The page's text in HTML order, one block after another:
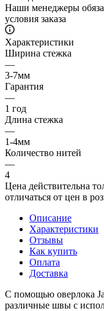
Наши менеджеры
условия заказа
Характеристики
Ширина стежка
—
3-7мм
Гарантия
—
1 год
Длина стежка
—
1-4мм
Количество нитей
—
4
Цена действительна
отличаться от цен в
Описание
Характеристики
Отзывы
Как купить
Оплата
Доставка
С помощью оверлока
различные швы с